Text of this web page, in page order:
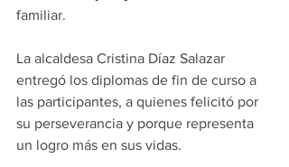
familiar.
La alcaldesa Cristina Díaz Salazar
entregó los diplomas de fin de curso a
las participantes, a quienes felicitó por
su perseverancia y porque representa
un logro más en sus vidas.